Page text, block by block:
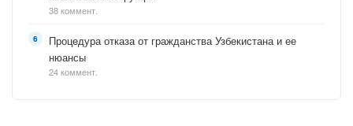
38 коммент.
Процедура отказа от гражданства Узбекистана и ее
нюансы
24 коммент.